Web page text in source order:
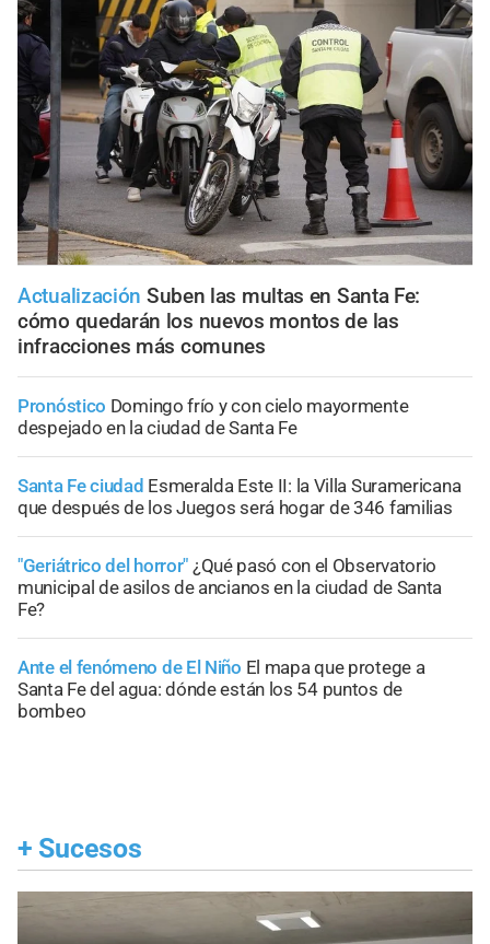
Actualización Suben las multas en Santa Fe:
cómo quedarán los nuevos montos de las
infracciones más comunes
Pronóstico Domingo frío y con cielo mayormente
despejado en la ciudad de Santa Fe
Santa Fe ciudad Esmeralda Este II: la Villa Suramericana
que después de los Juegos será hogar de 346 familias
"Geriátrico del horror" ¿Qué pasó con el Observatorio
municipal de asilos de ancianos en la ciudad de Santa
Fe?
Ante el fenómeno de El Niño El mapa que protege a
Santa Fe del agua: dónde están los 54 puntos de
bombeo
+ Sucesos